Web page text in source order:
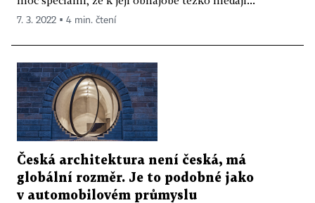
7. 3. 2022 ▪ 4 min. čtení
Česká architektura není česká, má
globální rozměr. Je to podobné jako
v automobilovém průmyslu